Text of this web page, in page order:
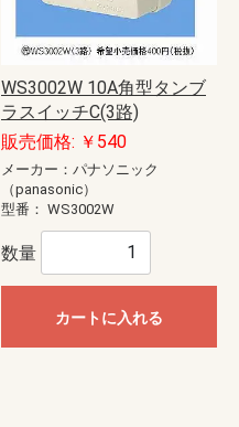
WS3002W 10A角型タンブ
ラスイッチC(3路)
販売価格: ￥540
メーカー：パナソニック
（panasonic）
型番： WS3002W
数量
カートに入れる